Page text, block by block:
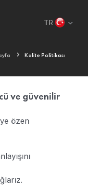
TR
Kalite Politikası
ve güvenilir
özen